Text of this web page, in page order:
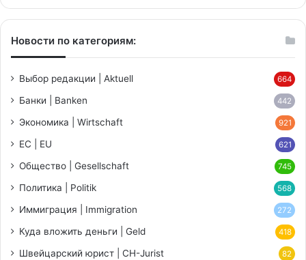
Новости по категориям:
Выбор редакции | Aktuell 664
Банки | Banken 442
Экономика | Wirtschaft 921
ЕС | EU 621
Общество | Gesellschaft 745
Политика | Politik 568
Иммиграция | Immigration 272
Куда вложить деньги | Geld 418
Швейцарский юрист | CH-Jurist 82